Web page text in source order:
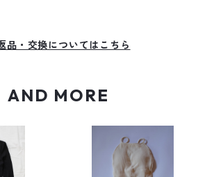
品・交換についてはこちら
AND MORE